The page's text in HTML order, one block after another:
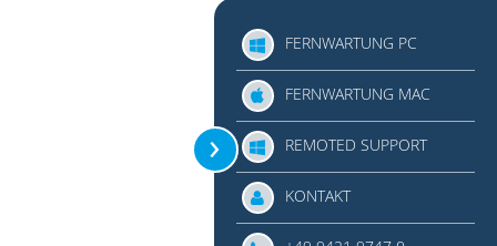
FERNWARTUNG PC
FERNWARTUNG MAC
REMOTED SUPPORT
KONTAKT